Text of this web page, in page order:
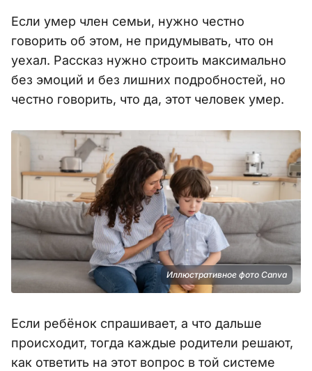
Если умер член семьи, нужно честно
говорить об этом, не придумывать, что он
уехал. Рассказ нужно строить максимально
без эмоций и без лишних подробностей, но
честно говорить, что да, этот человек умер.
Иллюстративное фото Canva
Если ребёнок спрашивает, а что дальше
происходит, тогда каждые родители решают,
как ответить на этот вопрос в той системе